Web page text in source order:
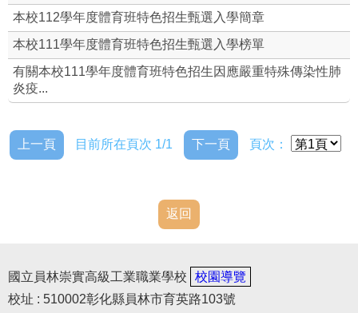
本校112學年度體育班特色招生甄選入學簡章
本校111學年度體育班特色招生甄選入學榜單
有關本校111學年度體育班特色招生因應嚴重特殊傳染性肺
炎疫...
上一頁 目前所在頁次 1/1 下一頁 頁次：
返回
國立員林崇實高級工業職業學校
校園導覽
校址 : 510002彰化縣員林市育英路103號